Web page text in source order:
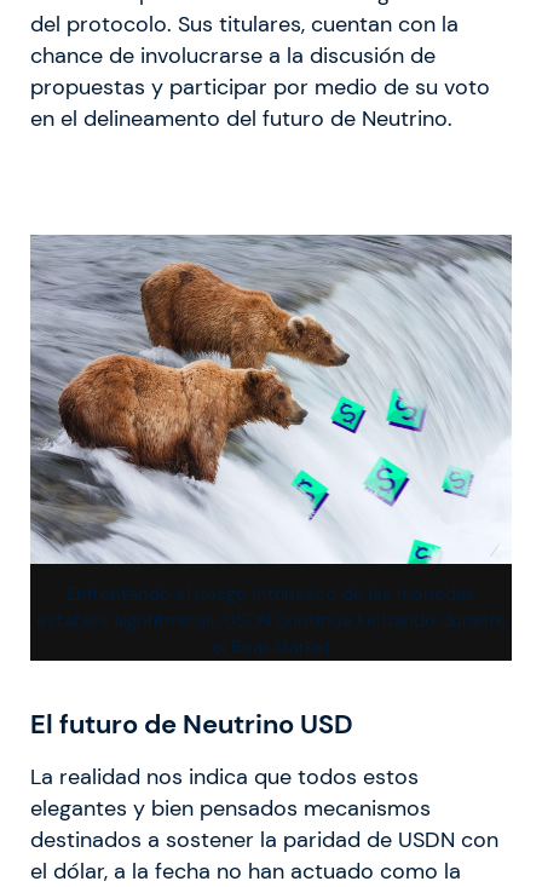
del protocolo. Sus titulares, cuentan con la
chance de involucrarse a la discusión de
propuestas y participar por medio de su voto
en el delineamento del futuro de Neutrino.
Enfrentando el riesgo intrínseco de las monedas
estables algorítmicas, USDN continúa luchando durante
el Bear Market
El futuro de Neutrino USD
La realidad nos indica que todos estos
elegantes y bien pensados mecanismos
destinados a sostener la paridad de USDN con
el dólar, a la fecha no han actuado como la